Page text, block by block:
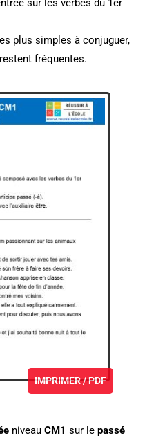
sur les verbes du 1er
plus simples à conjuguer,
fréquentes.
IMPRIMER / PDF
niveau CM1 sur le passé